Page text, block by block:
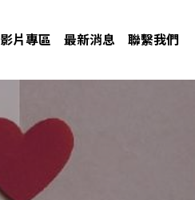
影片專區 最新消息 聯繫我們